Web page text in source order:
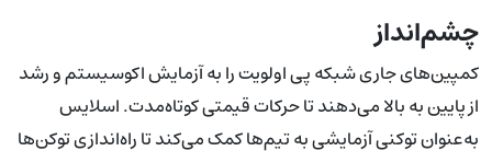
چشم‌انداز
کمپین‌های جاری شبکه پی اولویت را به آزمایش اکوسیستم و رشد
از پایین به بالا می‌دهند تا حرکات قیمتی کوتاه‌مدت. اسلایس
به‌عنوان توکنی آزمایشی به تیم‌ها کمک می‌کند تا راه‌اندازی توکن‌ها